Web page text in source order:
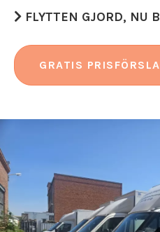
FLYTTEN GJORD, NU
GRATIS